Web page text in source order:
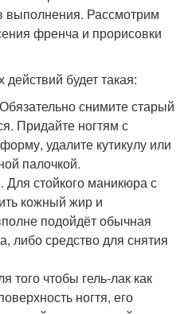
выполнения. Рассмотрим
френча и прорисовки
будет такая:
снимите старый
Придайте ногтям с
удалите кутикулу или
палочкой.
стойкого маникюра с
кожный жир и
подойдёт обычная
либо средство для снятия
того чтобы гель-лак как
ногтя, его